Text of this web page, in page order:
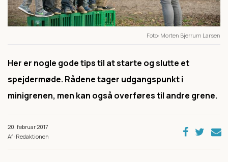
Foto Morten Bjerrum Larsen
Her er nogle gode tips til at starte og slutte et
spejdermøde. Rådene tager udgangspunkt i
minigrenen, men kan også overføres til andre grene.
20. februar 2017
Af: Redaktionen